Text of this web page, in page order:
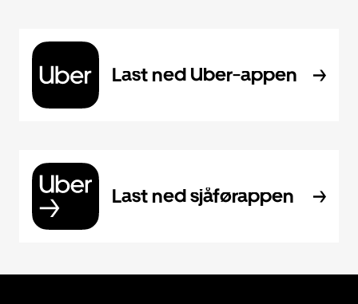
Last ned Uber-appen
Last ned sjåførappen